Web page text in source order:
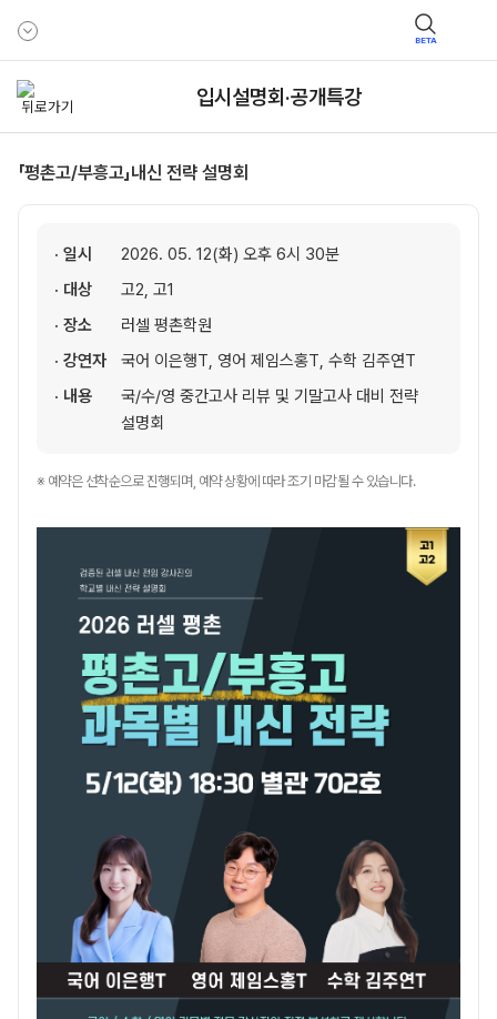
BETA
입시설명회·공개특강
「평촌고/부흥고」내신 전략 설명회
· 일시
2026. 05. 12(화) 오후 6시 30분
· 대상
고2, 고1
· 장소
러셀 평촌학원
· 강연자
국어 이은행T, 영어 제임스홍T, 수학 김주연T
· 내용
국/수/영 중간고사 리뷰 및 기말고사 대비 전략
설명회
※ 예약은 선착순으로 진행되며, 예약 상황에 따라 조기 마감될 수 있습니다.